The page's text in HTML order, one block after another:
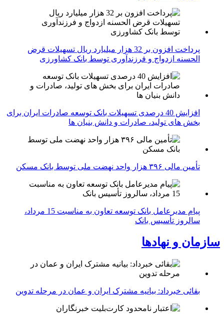
پرداخت افزون بر 32 هزار میلیارد ریال تسهیلات قرض
الحسنه ازدواج و فرزندآوری توسط بانک کشاورزی
افزایش 40 درصدی تسهیلات بانک توسعه صادرات ایران برای
بخش های تولید، صادرات و دانش بنیان ها
تأمین مالی ۳۹۶ هزار واحد نهضت ملی توسط بانک مسکن
پیام مدیرعامل بانک توسعه تعاون به مناسبت 15 مرداد،
سالروز تأسیس بانک
سازمان و نهادها
بقائی خبرداد: بیانیه مشترک ایران و عمان در مرحله تدوین